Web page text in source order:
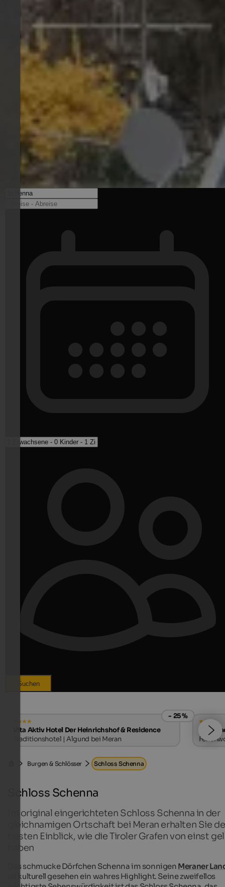
Suchen
- 25 %
Vita Aktiv Hotel Der Heinrichshof & Residence
Traditionshotel | Algund bei Meran
Burgen & Schlösser Schloss Schenna
Schloss Schenna
Im original eingerichteten Schloss Schenna in der
gleichnamigen Ortschaft bei Meran erhalten Sie
besten Einblick, wie die Tiroler Grafen von einst
haben
Das schmucke Dörfchen Schenna im sonnigen Meraner
ist kulturell gesehen ein wahres Highlight. Seine zweifellos